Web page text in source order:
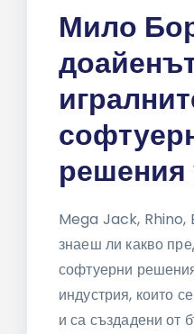
Мило
решения
Mega Jack,
знаеш ли какво
софтуерни
индустрия, които
и са създадени от